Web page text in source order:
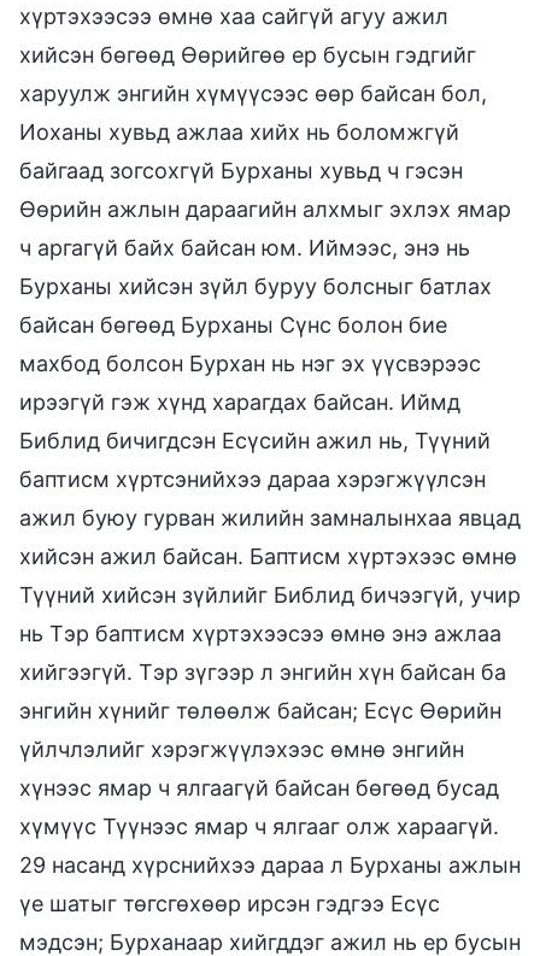
хүртэхээсээ өмнө хаа сайгүй агуу ажил
хийсэн бөгөөд Өөрийгөө ер бусын гэдгийг
харуулж энгийн хүмүүсээс өөр байсан бол,
Иоханы хувьд ажлаа хийх нь боломжгүй
байгаад зогсохгүй Бурханы хувьд ч гэсэн
Өөрийн ажлын дараагийн алхмыг эхлэх ямар
ч аргагүй байх байсан юм. Иймээс, энэ нь
Бурханы хийсэн зүйл буруу болсныг батлах
байсан бөгөөд Бурханы Сүнс болон бие
махбод болсон Бурхан нь нэг эх үүсвэрээс
ирээгүй гэж хүнд харагдах байсан. Иймд
Библид бичигдсэн Есүсийн ажил нь, Түүний
баптисм хүртсэнийхээ дараа хэрэгжүүлсэн
ажил буюу гурван жилийн замналынхаа явцад
хийсэн ажил байсан. Баптисм хүртэхээс өмнө
Түүний хийсэн зүйлийг Библид бичээгүй, учир
нь Тэр баптисм хүртэхээсээ өмнө энэ ажлаа
хийгээгүй. Тэр зүгээр л энгийн хүн байсан ба
энгийн хүнийг төлөөлж байсан; Есүс Өөрийн
үйлчлэлийг хэрэгжүүлэхээс өмнө энгийн
хүнээс ямар ч ялгаагүй байсан бөгөөд бусад
хүмүүс Түүнээс ямар ч ялгааг олж хараагүй.
29 насанд хүрснийхээ дараа л Бурханы ажлын
үе шатыг төгсгөхөөр ирсэн гэдгээ Есүс
мэдсэн; Бурханаар хийгддэг ажил нь ер бусын